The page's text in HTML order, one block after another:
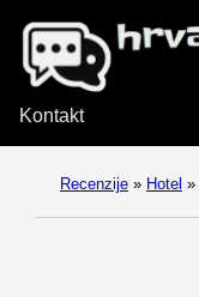
Kontakt
Recenzije » Hotel »